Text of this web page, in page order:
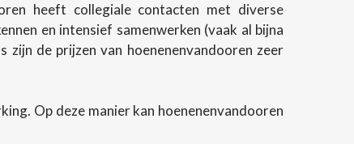
heeft collegiale contacten met diverse
en intensief samenwerken (vaak al bijna
de prijzen van hoenenenvandooren zeer
Op deze manier kan hoenenenvandooren